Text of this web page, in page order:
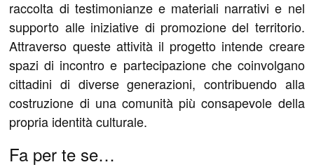
raccolta di testimonianze e materiali narrativi e nel
supporto alle iniziative di promozione del territorio.
Attraverso queste attività il progetto intende creare
spazi di incontro e partecipazione che coinvolgano
cittadini di diverse generazioni, contribuendo alla
costruzione di una comunità più consapevole della
propria identità culturale.
Fa per te se…